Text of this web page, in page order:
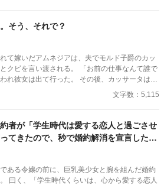
そう、それで？
て嫁いだアムネジアは、夫でモルド子爵のカッ
クビを言い渡される。 「お前の仕事なんて誰で
れ彼女は出て行った。 その後、カッサータはど
うなったのか？ ※小説家になろう・カクヨムでも公開しています
文字数：5,115
者が「学生時代は愛する恋人と過ごさせ
てきたので、秒で婚約解消を宣言した令
畜のおっさんだった件。
ある令嬢の前に、巨乳美少女と腕を組んだ婚約
曰く、「学生時代くらいは、心から愛する恋人